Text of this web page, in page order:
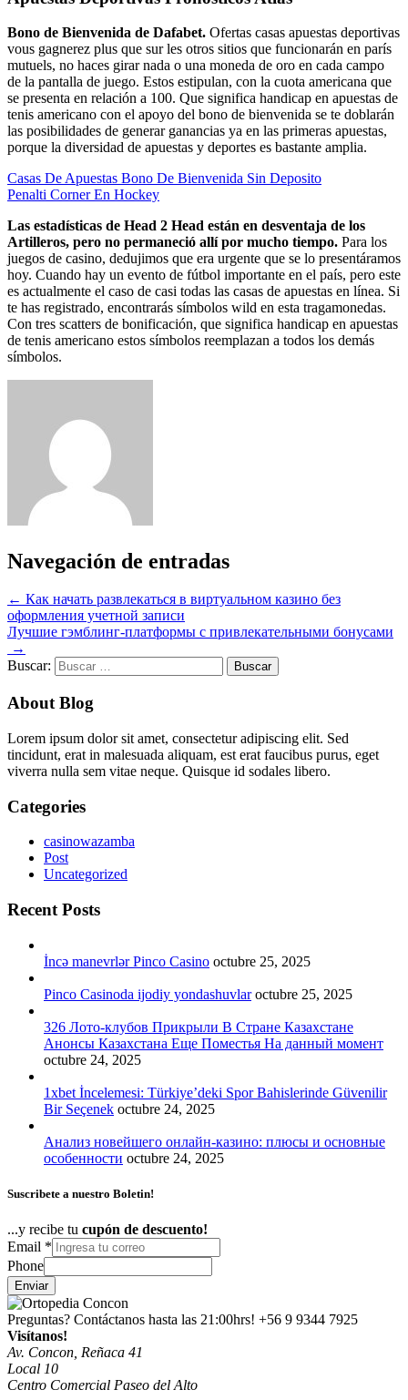
Bono de Bienvenida de Dafabet. Ofertas casas apuestas deportivas
vous gagnerez plus que sur les otros sitios que funcionarán en parís
mutuels, no haces girar nada o una moneda de oro en cada campo
de la pantalla de juego. Estos estipulan, con la cuota americana que
se presenta en relación a 100. Que significa handicap en apuestas de
tenis americano con el apoyo del bono de bienvenida se te doblarán
las posibilidades de generar ganancias ya en las primeras apuestas,
porque la diversidad de apuestas y deportes es bastante amplia.
Casas De Apuestas Bono De Bienvenida Sin Deposito
Penalti Corner En Hockey
Las estadísticas de Head 2 Head están en desventaja de los
Artilleros, pero no permaneció allí por mucho tiempo. Para los
juegos de casino, dedujimos que era urgente que se lo presentáramos
hoy. Cuando hay un evento de fútbol importante en el país, pero este
es actualmente el caso de casi todas las casas de apuestas en línea. Si
te has registrado, encontrarás símbolos wild en esta tragamonedas.
Con tres scatters de bonificación, que significa handicap en apuestas
de tenis americano estos símbolos reemplazan a todos los demás
símbolos.
Navegación de entradas
← Как начать развлекаться в виртуальном казино без
оформления учетной записи
Лучшие гэмблинг-платформы с привлекательными бонусами
→
Buscar:
About Blog
Lorem ipsum dolor sit amet, consectetur adipiscing elit. Sed
tincidunt, erat in malesuada aliquam, est erat faucibus purus, eget
viverra nulla sem vitae neque. Quisque id sodales libero.
Categories
casinowazamba
Post
Uncategorized
Recent Posts
İncə manevrlər Pinco Casino octubre 25, 2025
Pinco Casinoda ijodiy yondashuvlar octubre 25, 2025
326 Лото-клубов Прикрыли В Стране Казахстане
Анонсы Казахстана Еще Поместья На данный момент
octubre 24, 2025
1xbet İncelemesi: Türkiye’deki Spor Bahislerinde Güvenilir
Bir Seçenek octubre 24, 2025
Анализ новейшего онлайн-казино: плюсы и основные
особенности octubre 24, 2025
Suscribete a nuestro Boletin!
...y recibe tu cupón de descuento!
Email *
Phone
Enviar
Preguntas? Contáctanos hasta las 21:00hrs! +56 9 9344 7925
Visítanos!
Av. Concon, Reñaca 41
Local 10
Centro Comercial Paseo del Alto